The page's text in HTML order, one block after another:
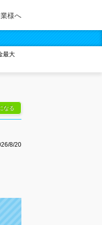
様へ
最大
8/20
なる